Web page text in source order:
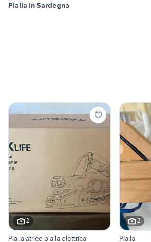
Pialla in Sardegna
2
Piallalatrice pialla elettrica
2
Pialla